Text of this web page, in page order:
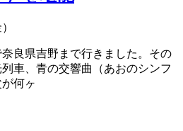
良県吉野まで行きました。その
車、青の交響曲（あおのシンフ
何ヶ